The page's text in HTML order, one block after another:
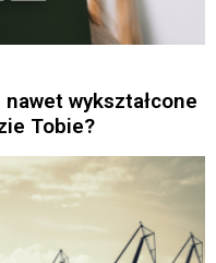
nawet wykształcone
Tobie?